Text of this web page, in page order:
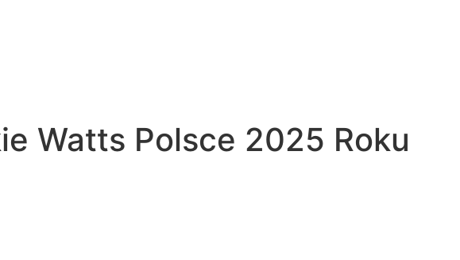
Watts Polsce 2025 Roku